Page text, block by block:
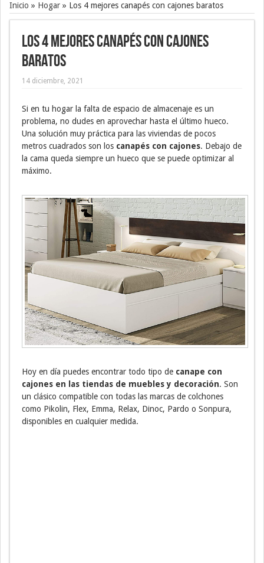
Inicio » Hogar » Los 4 mejores canapés con cajones baratos
Los 4 mejores canapés con cajones
baratos
14 diciembre, 2021
Si en tu hogar la falta de espacio de almacenaje es un
problema, no dudes en aprovechar hasta el último hueco.
Una solución muy práctica para las viviendas de pocos
metros cuadrados son los canapés con cajones. Debajo de
la cama queda siempre un hueco que se puede optimizar al
máximo.
Hoy en día puedes encontrar todo tipo de canape con
cajones en las tiendas de muebles y decoración. Son
un clásico compatible con todas las marcas de colchones
como Pikolin, Flex, Emma, Relax, Dinoc, Pardo o Sonpura,
disponibles en cualquier medida.